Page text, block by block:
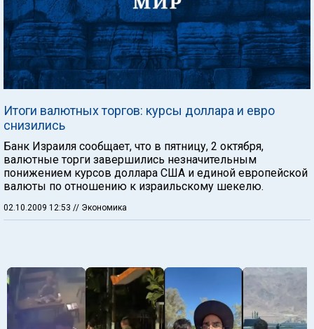
Итоги валютных торгов: курсы доллара и евро
снизились
Банк Израиля сообщает, что в пятницу, 2 октября,
валютные торги завершились незначительным
понижением курсов доллара США и единой европейской
валюты по отношению к израильскому шекелю.
02.10.2009 12:53 // Экономика